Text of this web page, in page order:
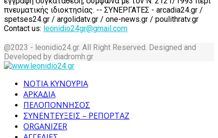
πνευματικής ιδιοκτησίας. -- ΣΥΝΕΡΓΑΤΕΣ - arcadia24.gr /
spetses24.gr / argolidatv.gr / one-news.gr / poulithratv.gr
Contact us: leonidio24gr@gmail.com
@2023 - leonidio24.gr. All Right Reserved. Designed and
Developed by diadromh.gr
ΝΟΤΙΑ ΚΥΝΟΥΡΙΑ
ΑΡΚΑΔΙΑ
ΠΕΛΟΠΟΝΝΗΣΟΣ
ΣΥΝΕΝΤΕΥΞΕΙΣ – ΡΕΠΟΡΤΑΖ
ORGANIZER